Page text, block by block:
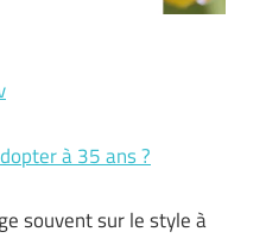
à 35 ans ?
souvent sur le style à